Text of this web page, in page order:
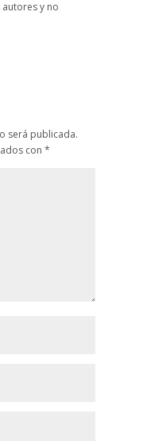
y no
será publicada.
con *